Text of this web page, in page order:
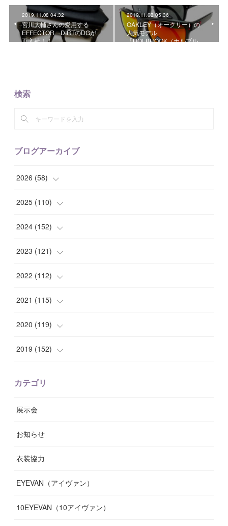
2019.11.08 04:32
宮川大輔さんの愛用する
EFFECTOR DIRTのDGが
再入荷！！
2019.11.03 05:36
OAKLEY（オークリー）の
人気モデル
「HOLBROOK（ホルブル…
検索
ブログアーカイブ
2026 (58)
( 2)
(10)
(9)
( 7)
( 8 )
2025 (110)
(10)
(7)
( 8)
( 7 )
( 10)
9
(14
(8
(9
2024 (152)
(14)
( 15)
( 11)
( 10)
( 11)
(14
(19
(12)
(10)
2023 (121)
( 12)
( 8)
( 8)
( 6)
(12
(10
(17)
(11)
2022 (112)
( 10)
( 7)
(8)
(9
(7
(7
(10)
2021 (115)
( 14)
(13)
(3
( 7
(13)
(11)
2020 (119)
(7)
(
( 5
(8)
2019 (152)
(10 )
カテゴリ
展示会
お知らせ
衣装協力
EYEVAN（アイヴァン）
10EYEVAN（10アイヴァン）